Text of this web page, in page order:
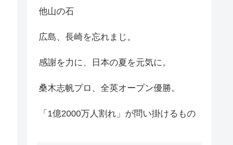
他山の石
広島、長崎を忘れまじ。
感謝を力に、日本の夏を元気に。
桑木志帆プロ、全英オープン優勝。
「1億2000万人割れ」が問い掛けるもの